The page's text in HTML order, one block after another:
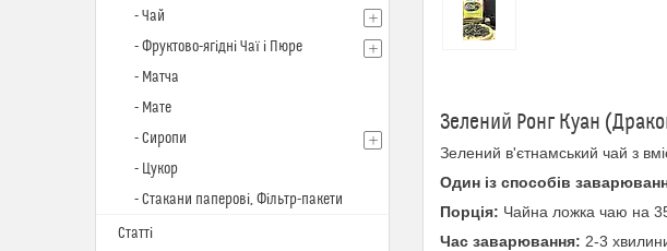
Зелений Ронг Куан
Зелений в'єтнамський чай з
Один із способів
Порція: Чайна ложка чаю на
Час заварювання: 2-3
- Чай
- Фруктово-ягідні Чаї і Пюре
- Матча
- Мате
- Сиропи
- Цукор
- Стакани паперові, Фільтр-пакети
Статті